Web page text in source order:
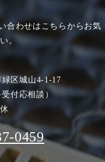
合わせは こちらからお気
。
区城山4-1-17
受付応相談）
0459